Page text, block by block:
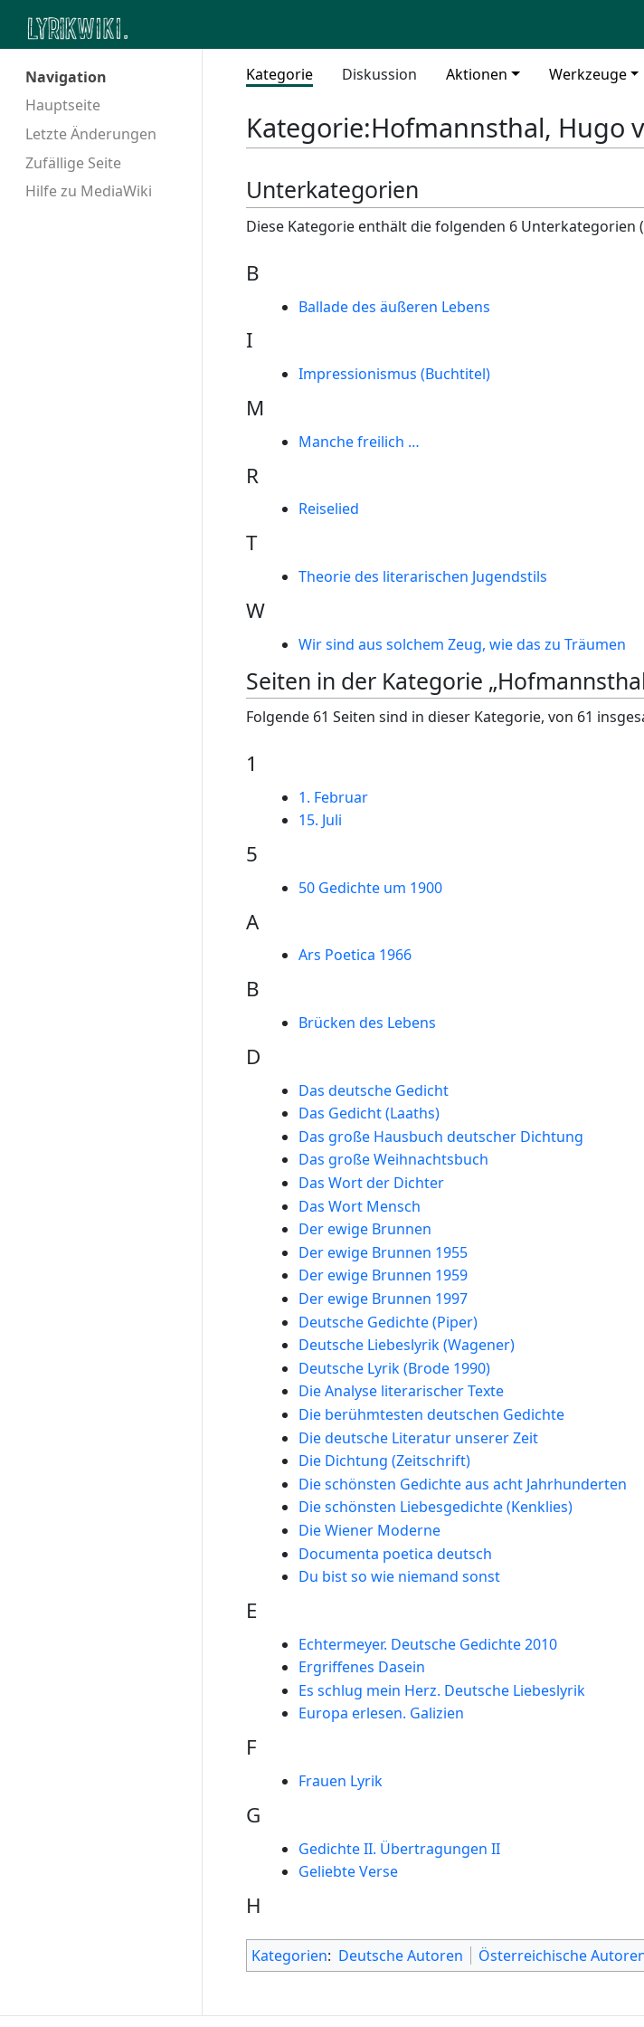
Navigation
Hauptseite
Letzte Änderungen
Zufällige Seite
Hilfe zu MediaWiki
Kategorie Diskussion Aktionen Werkzeuge
Kategorie:Hofmannsthal, Hugo
Unterkategorien
Diese Kategorie enthält die folgenden 6 Unterkategorien
B
Ballade des äußeren Lebens
I
Impressionismus (Buchtitel)
M
Manche freilich …
R
Reiselied
T
Theorie des literarischen Jugendstils
W
Wir sind aus solchem Zeug, wie das zu Träumen
Seiten in der Kategorie
Folgende 61 Seiten sind in dieser Kategorie, von 61
1
1. Februar
15. Juli
5
50 Gedichte um 1900
A
Ars Poetica 1966
B
Brücken des Lebens
D
Das deutsche Gedicht
Das Gedicht (Laaths)
Das große Hausbuch deutscher Dichtung
Das große Weihnachtsbuch
Das Wort der Dichter
Das Wort Mensch
Der ewige Brunnen
Der ewige Brunnen 1955
Der ewige Brunnen 1959
Der ewige Brunnen 1997
Deutsche Gedichte (Piper)
Deutsche Liebeslyrik (Wagener)
Deutsche Lyrik (Brode 1990)
Die Analyse literarischer Texte
Die berühmtesten deutschen Gedichte
Die deutsche Literatur unserer Zeit
Die Dichtung (Zeitschrift)
Die schönsten Gedichte aus acht Jahrhunderten
Die schönsten Liebesgedichte (Kenklies)
Die Wiener Moderne
Documenta poetica deutsch
Du bist so wie niemand sonst
E
Echtermeyer. Deutsche Gedichte 2010
Ergriffenes Dasein
Es schlug mein Herz. Deutsche Liebeslyrik
Europa erlesen. Galizien
F
Frauen Lyrik
G
Gedichte II. Übertragungen II
Geliebte Verse
H
Kategorien: Deutsche Autoren Österreichische